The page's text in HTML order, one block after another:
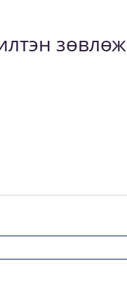
зөвлөж